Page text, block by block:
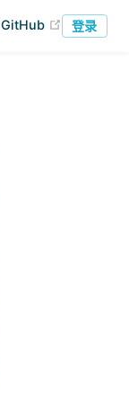
GitHub (opens
登录